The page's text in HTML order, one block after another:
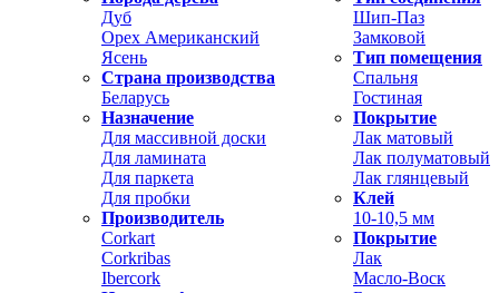
Дуб
Орех Американский
Ясень
Страна производства
Беларусь
Шип-Паз
Замковой
Тип помещения
Спальня
Гостиная
Назначение
Для массивной доски
Для ламината
Для паркета
Для пробки
Покрытие
Лак матовый
Лак полуматовый
Лак глянцевый
Клей
Производитель
Corkart
Corkribas
Ibercork
10-10,5 мм
Покрытие
Лак
Масло-Воск